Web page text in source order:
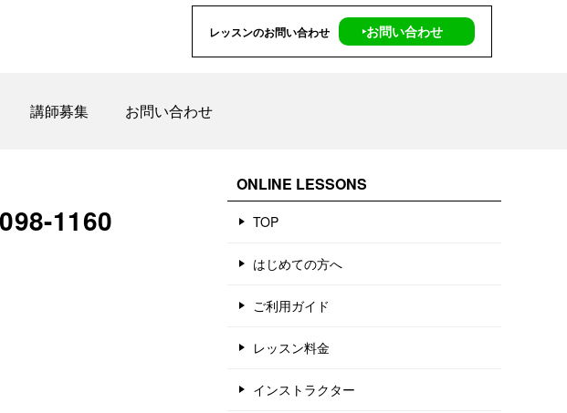
レッスンのお問い合わせ ‣お問い合わせ
講師募集 お問い合わせ
1160
ONLINE LESSONS
TOP
はじめての方へ
ご利用ガイド
レッスン料金
インストラクター